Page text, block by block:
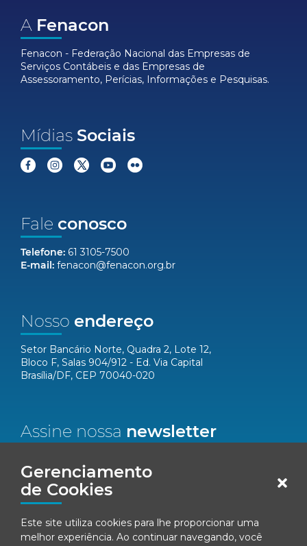
Gerenciamento
de Cookies
Este site utiliza cookies para lhe proporcionar uma
melhor experiência. Ao continuar navegando, você
A Fenacon
Fenacon - Federação Nacional das Empresas de
Serviços Contábeis e das Empresas de
Assessoramento, Perícias, Informações e Pesquisas.
Mídias Sociais
Fale conosco
Telefone: 61 3105-7500
E-mail: fenacon@fenacon.org.br
Nosso endereço
Setor Bancário Norte, Quadra 2, Lote 12,
Bloco F, Salas 904/912 - Ed. Via Capital
Brasília/DF, CEP 70040-020
Assine nossa newsletter
Email*
Concordo em receber comunicações da Fenacon.